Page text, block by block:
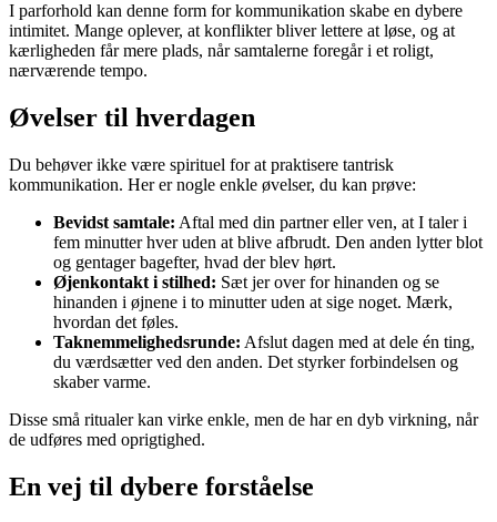
I parforhold kan denne form for kommunikation skabe en dybere
intimitet. Mange oplever, at konflikter bliver lettere at løse, og at
kærligheden får mere plads, når samtalerne foregår i et roligt,
nærværende tempo.
Øvelser til hverdagen
Du behøver ikke være spirituel for at praktisere tantrisk
kommunikation. Her er nogle enkle øvelser, du kan prøve:
Bevidst samtale: Aftal med din partner eller ven, at I taler i
fem minutter hver uden at blive afbrudt. Den anden lytter blot
og gentager bagefter, hvad der blev hørt.
Øjenkontakt i stilhed: Sæt jer over for hinanden og se
hinanden i øjnene i to minutter uden at sige noget. Mærk,
hvordan det føles.
Taknemmelighedsrunde: Afslut dagen med at dele én ting,
du værdsætter ved den anden. Det styrker forbindelsen og
skaber varme.
Disse små ritualer kan virke enkle, men de har en dyb virkning, når
de udføres med oprigtighed.
En vej til dybere forståelse